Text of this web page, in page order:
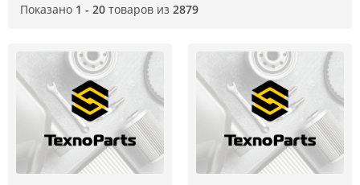
Показано 1 - 20 товаров из 2879